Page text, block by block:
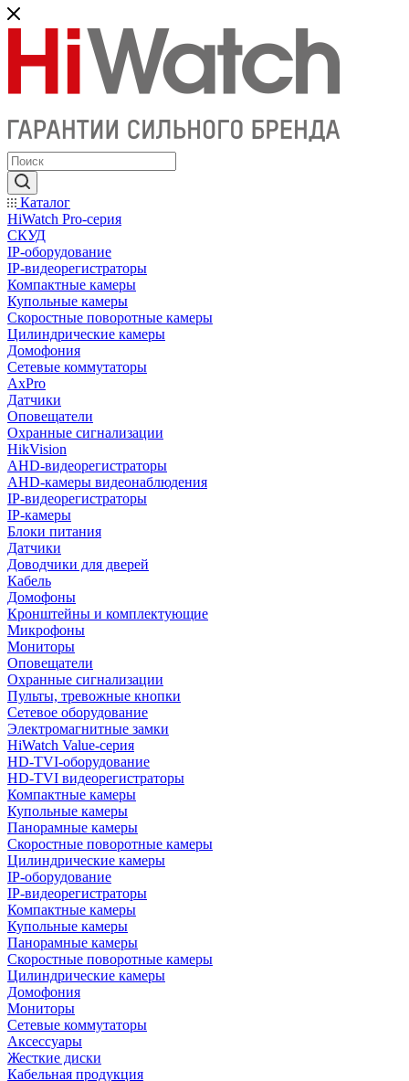
Каталог
HiWatch Pro-серия
CКУД
IP-оборудование
IP-видеорегистраторы
Компактные камеры
Купольные камеры
Скоростные поворотные камеры
Цилиндрические камеры
Домофония
Сетевые коммутаторы
AxPro
Датчики
Оповещатели
Охранные сигнализации
HikVision
AHD-видеорегистраторы
AHD-камеры видеонаблюдения
IP-видеорегистраторы
IP-камеры
Блоки питания
Датчики
Доводчики для дверей
Кабель
Домофоны
Кронштейны и комплектующие
Микрофоны
Мониторы
Оповещатели
Охранные сигнализации
Пульты, тревожные кнопки
Сетевое оборудование
Электромагнитные замки
HiWatch Value-серия
HD-TVI-оборудование
HD-TVI видеорегистраторы
Компактные камеры
Купольные камеры
Панорамные камеры
Скоростные поворотные камеры
Цилиндрические камеры
IP-оборудование
IP-видеорегистраторы
Компактные камеры
Купольные камеры
Панорамные камеры
Скоростные поворотные камеры
Цилиндрические камеры
Домофония
Мониторы
Сетевые коммутаторы
Аксессуары
Жесткие диски
Кабельная продукция